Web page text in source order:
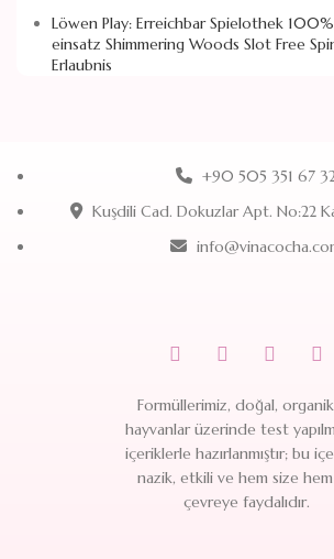
Löwen Play: Erreichbar Spielothek
einsatz Shimmering Woods Slot Free
Erlaubnis
+90 505 351 67
Kuşdili Cad. Dokuzlar Apt. No:22
Formüllerimiz, doğal,
hayvanlar üzerinde test
içeriklerle hazırlanmıştır; bu
nazik, etkili ve hem size
çevreye faydalıdır.